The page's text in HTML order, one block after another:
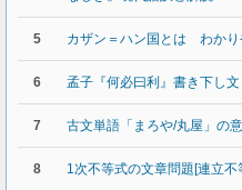
5 カザン＝ハン国とは わかり
6 孟子『何必曰利』書き下し
7 古文単語「まろや/丸屋」の
8 1次不等式の文章問題[連立